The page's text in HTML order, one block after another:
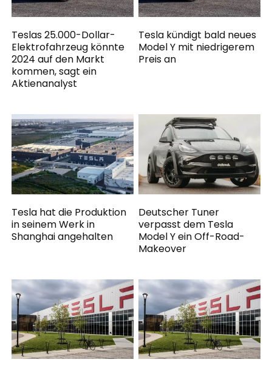
Teslas 25.000-Dollar-
Elektrofahrzeug könnte
2024 auf den Markt
kommen, sagt ein
Aktienanalyst
Tesla kündigt bald neues
Model Y mit niedrigerem
Preis an
Tesla hat die Produktion
in seinem Werk in
Shanghai angehalten
Deutscher Tuner
verpasst dem Tesla
Model Y ein Off-Road-
Makeover